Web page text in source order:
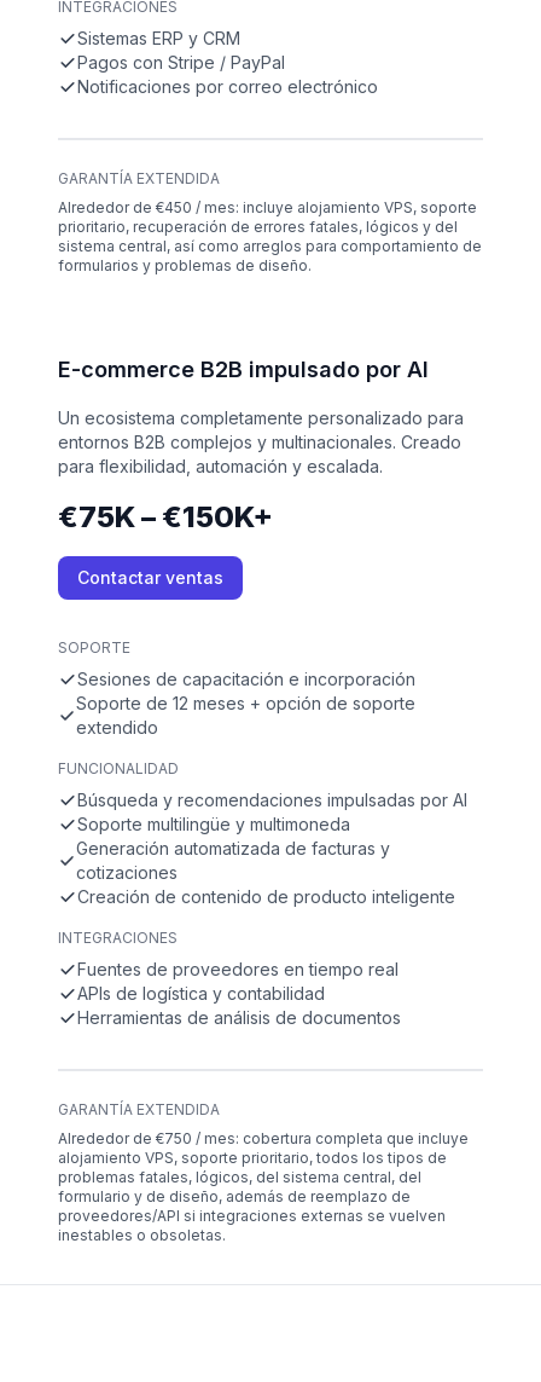
INTEGRACIONES
Sistemas ERP y CRM
Pagos con Stripe / PayPal
Notificaciones por correo electrónico
GARANTÍA EXTENDIDA
Alrededor de €450 / mes: incluye alojamiento VPS, soporte
prioritario, recuperación de errores fatales, lógicos y del
sistema central, así como arreglos para comportamiento de
formularios y problemas de diseño.
E-commerce B2B impulsado por AI
Un ecosistema completamente personalizado para
entornos B2B complejos y multinacionales. Creado
para flexibilidad, automación y escalada.
€75K – €150K+
Contactar ventas
SOPORTE
Sesiones de capacitación e incorporación
Soporte de 12 meses + opción de soporte
extendido
FUNCIONALIDAD
Búsqueda y recomendaciones impulsadas por AI
Soporte multilingüe y multimoneda
Generación automatizada de facturas y
cotizaciones
Creación de contenido de producto inteligente
INTEGRACIONES
Fuentes de proveedores en tiempo real
APIs de logística y contabilidad
Herramientas de análisis de documentos
GARANTÍA EXTENDIDA
Alrededor de €750 / mes: cobertura completa que incluye
alojamiento VPS, soporte prioritario, todos los tipos de
problemas fatales, lógicos, del sistema central, del
formulario y de diseño, además de reemplazo de
proveedores/API si integraciones externas se vuelven
inestables o obsoletas.